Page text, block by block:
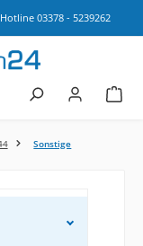
03378 - 5239262
Sonstige